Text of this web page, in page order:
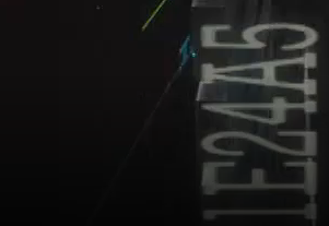
áp lực về vốn cả từ phía tín dụng ngân